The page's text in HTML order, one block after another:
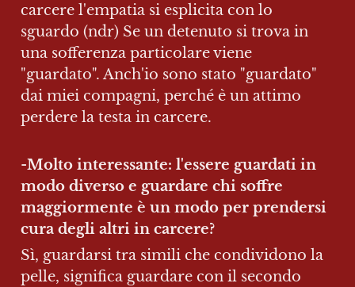
carcere l'empatia si esplicita con lo
sguardo (ndr) Se un detenuto si trova in
una sofferenza particolare viene
"guardato". Anch'io sono stato "guardato"
dai miei compagni, perché è un attimo
perdere la testa in carcere.
-Molto interessante: l'essere guardati in
modo diverso e guardare chi soffre
maggiormente è un modo per prendersi
cura degli altri in carcere?
Sì, guardarsi tra simili che condividono la
pelle, significa guardare con il secondo